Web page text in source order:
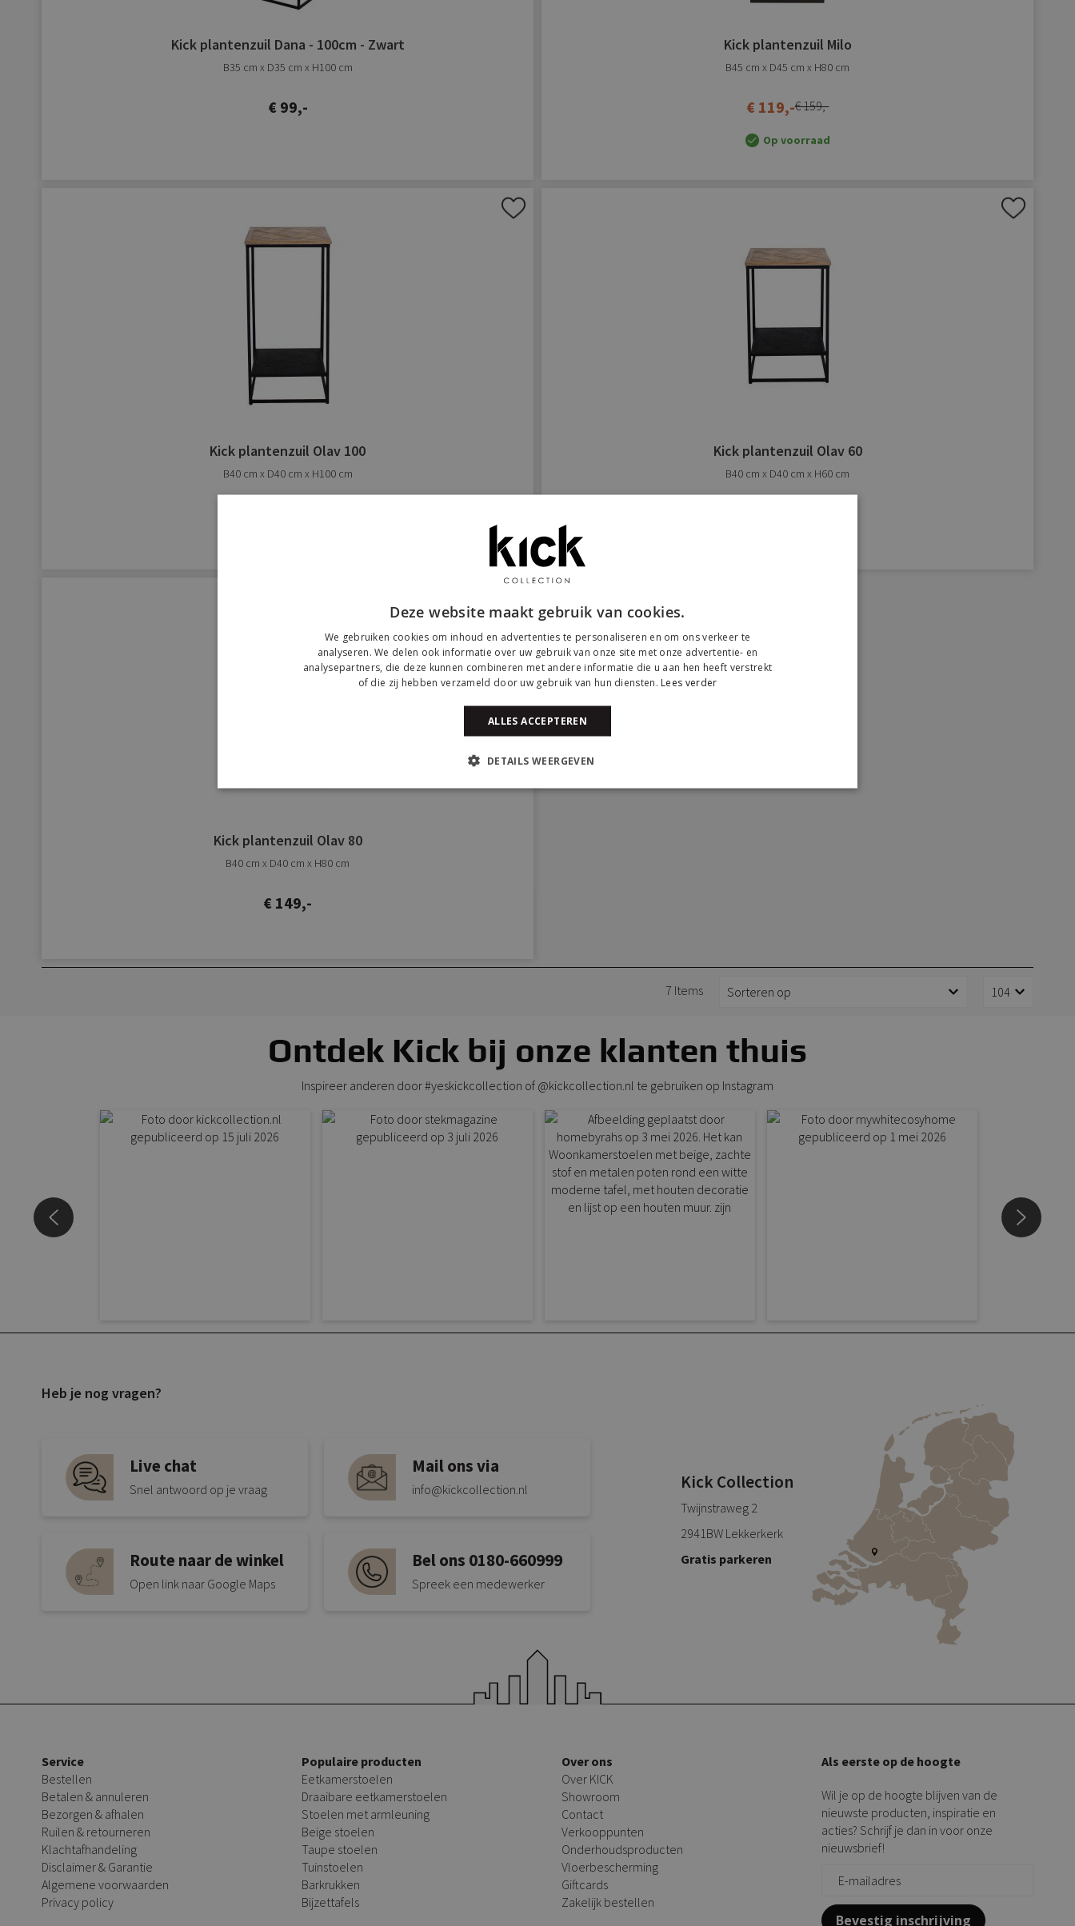
Kick plantenzuil Dana - 100cm - Zwart
B35 cm x D35 cm x H100 cm
€ 99,-
Kick plantenzuil Milo
B45 cm x D45 cm x H80 cm
€ 119,-€ 159,-
Op voorraad
Kick plantenzuil Olav 100
B40 cm x D40 cm x H100 cm
Kick plantenzuil Olav 60
B40 cm x D40 cm x H60 cm
Aan
verlanglijst
toevoegen
Kick plantenzuil Olav 80
B40 cm x D40 cm x H80 cm
€ 149,-
7 Items
Ontdek Kick bij onze klanten thuis
Inspireer anderen door #yeskickcollection of @kickcollection.nl te gebruiken op Instagram
Heb je nog vragen?
Live chat
Snel antwoord op je vraag
Mail ons via
info@kickcollection.nl
Route naar de winkel
Open link naar Google Maps
Bel ons 0180-660999
Spreek een medewerker
Kick Collection
Twijnstraweg 2
2941BW Lekkerkerk
Gratis parkeren
Service
Bestellen
Betalen & annuleren
Bezorgen & afhalen
Ruilen & retourneren
Klachtafhandeling
Disclaimer & Garantie
Algemene voorwaarden
Privacy policy
Populaire producten
Eetkamerstoelen
Draaibare eetkamerstoelen
Stoelen met armleuning
Beige stoelen
Taupe stoelen
Tuinstoelen
Barkrukken
Bijzettafels
Over ons
Over KICK
Showroom
Contact
Verkooppunten
Onderhoudsproducten
Vloerbescherming
Giftcards
Zakelijk bestellen
Als eerste op de hoogte
Wil je op de hoogte blijven van de
nieuwste producten, inspiratie en
acties? Schrijf je dan in voor onze
nieuwsbrief!
Bevestig inschrijving
Deze website maakt gebruik van cookies.
We gebruiken cookies om inhoud en advertenties te personaliseren en om ons verkeer te
analyseren. We delen ook informatie over uw gebruik van onze site met onze advertentie- en
analysepartners, die deze kunnen combineren met andere informatie die u aan hen heeft verstrekt
of die zij hebben verzameld door uw gebruik van hun diensten. Lees verder
ALLES ACCEPTEREN
DETAILS WEERGEVEN